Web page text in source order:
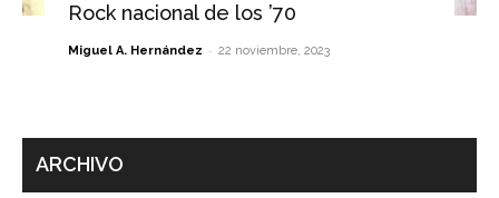
Rock nacional de los ’70
Miguel A. Hernández - 22 noviembre, 2023
ARCHIVO